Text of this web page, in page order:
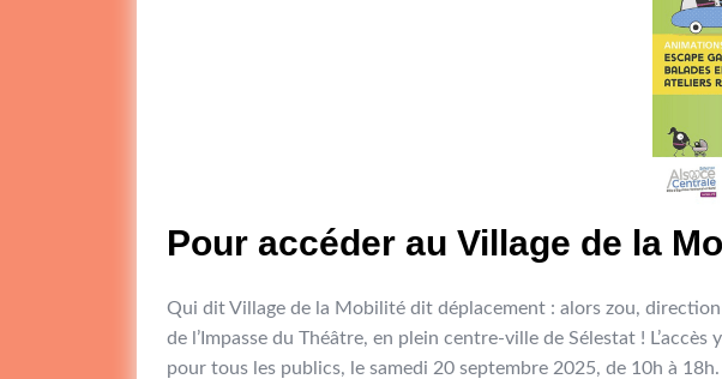
Pour accéder au Village de la
Qui dit Village de la Mobilité dit déplacement : alors zou,
de l’Impasse du Théâtre, en plein centre-ville de Sélestat !
pour tous les publics, le samedi 20 septembre 2025, de 10h à 18h.